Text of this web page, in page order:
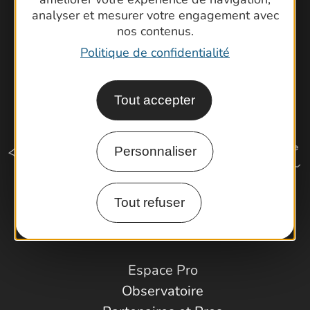
analyser et mesurer votre engagement avec
nos contenus.
Politique de confidentialité
Tout accepter
Personnaliser
Tout refuser
Comment venir ?
Espace Pro
Observatoire